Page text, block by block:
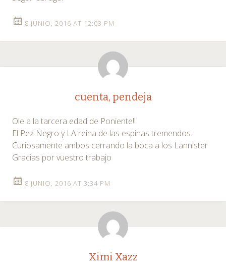
8 JUNIO, 2016 AT 12:03 PM
cuenta, pendeja
Ole a la tarcera edad de Poniente!!
El Pez Negro y LA reina de las espinas tremendos.
Curiosamente ambos cerrando la boca a los Lannister
Gracias por vuestro trabajo
8 JUNIO, 2016 AT 3:34 PM
Ximi Xazz